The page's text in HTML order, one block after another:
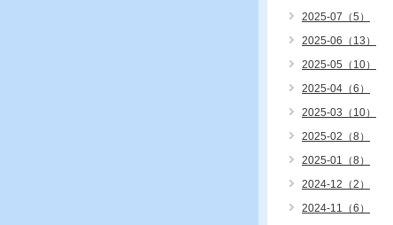
2025-07（5）
2025-06（13）
2025-05（10）
2025-04（6）
2025-03（10）
2025-02（8）
2025-01（8）
2024-12（2）
2024-11（6）